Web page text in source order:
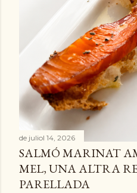
de juliol 14, 2026
SALMÓ MARINAT
MEL, UNA ALTRA
PARELLADA